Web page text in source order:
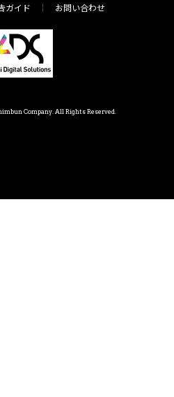
ガイド お問い合わせ
Company. All Rights Reserved.